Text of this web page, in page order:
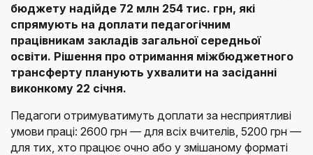
бюджету надійде 72 млн 254 тис. грн, які
спрямують на доплати педагогічним
працівникам закладів загальної середньої
освіти. Рішення про отримання міжбюджетного
трансферту планують ухвалити на засіданні
виконкому 22 січня.
Педагоги отримуватимуть доплати за несприятливі
умови праці: 2600 грн — для всіх вчителів, 5200 грн —
для тих, хто працює очно або у змішаному форматі